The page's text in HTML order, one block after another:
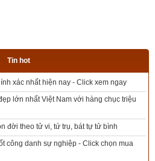
Tin hot
xác nhất hiện nay - Click xem ngay
lớn nhất Việt Nam với hàng chục triệu
đời theo tử vi, tứ trụ, bát tự tử bình
công danh sự nghiệp - Click chọn mua